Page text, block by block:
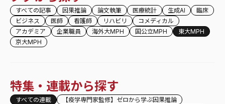
すべての記事 因果推論 論文執筆 医療統計 生成AI
臨床
ビジネス
医師 看護師 リハビリ
コメディカル
アカデミア
企業職員 海外大MPH 国公立MPH
東大MPH
京大MPH
特集・連載から探す
すべての連載
【疫学専門家監修】ゼロから学ぶ因果推論